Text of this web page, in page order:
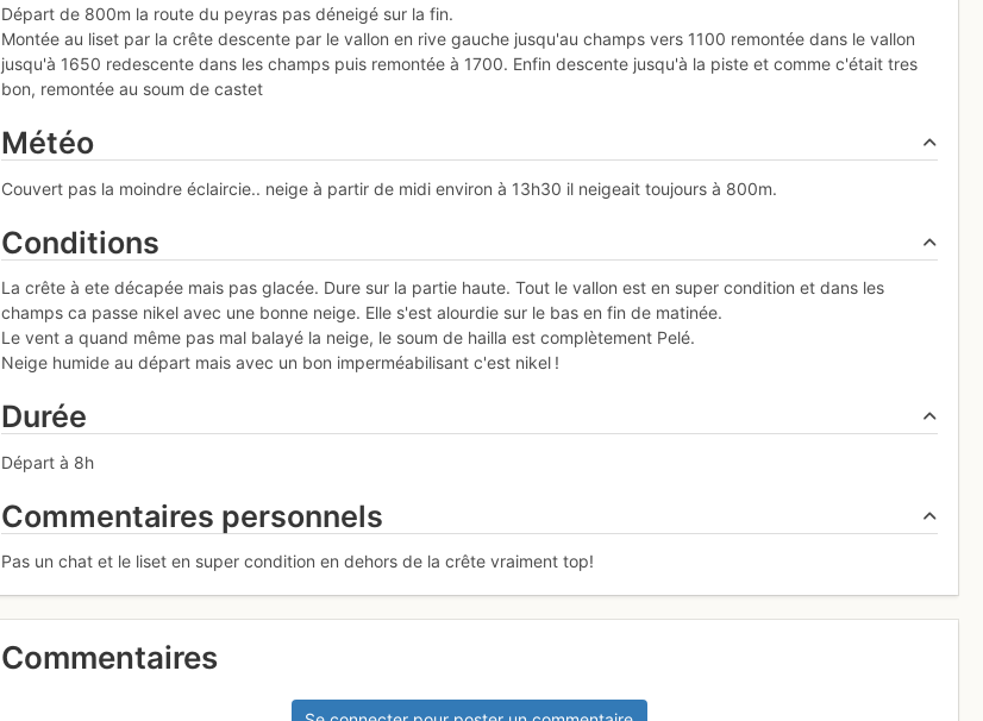
Départ de 800m la route du peyras pas déneigé sur la fin.
Montée au liset par la crête descente par le vallon en rive gauche jusqu'au champs vers 1100 remontée dans le vallon
jusqu'à 1650 redescente dans les champs puis remontée à 1700. Enfin descente jusqu'à la piste et comme c'était tres
bon, remontée au soum de castet
Météo
Couvert pas la moindre éclaircie.. neige à partir de midi environ à 13h30 il neigeait toujours à 800m.
Conditions
La crête à ete décapée mais pas glacée. Dure sur la partie haute. Tout le vallon est en super condition et dans les
champs ca passe nikel avec une bonne neige. Elle s'est alourdie sur le bas en fin de matinée.
Le vent a quand même pas mal balayé la neige, le soum de hailla est complètement Pelé.
Neige humide au départ mais avec un bon imperméabilisant c'est nikel !
Durée
Départ à 8h
Commentaires personnels
Pas un chat et le liset en super condition en dehors de la crête vraiment top!
Commentaires